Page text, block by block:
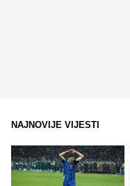
NAJNOVIJE VIJESTI